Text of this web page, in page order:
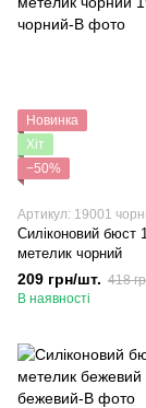
Новинка
Хіт
−50%
Артикул: 19001
Силіконовий бюст
метелик чорний
209 грн/шт. 418
В наявності